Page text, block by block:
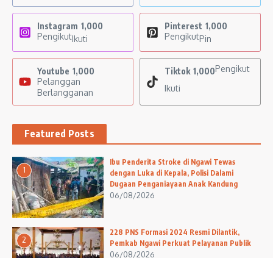
Instagram 1,000
PengikutIkuti
Pinterest 1,000
PengikutPin
Youtube 1,000
Pelanggan
Berlangganan
Tiktok 1,000Pengikut
Ikuti
Featured Posts
1
Ibu Penderita Stroke di Ngawi Tewas
dengan Luka di Kepala, Polisi Dalami
Dugaan Penganiayaan Anak Kandung
06/08/2026
2
228 PNS Formasi 2024 Resmi Dilantik,
Pemkab Ngawi Perkuat Pelayanan Publik
06/08/2026